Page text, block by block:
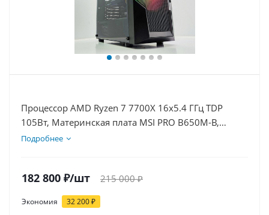
Процессор AMD Ryzen 7 7700X 16x5.4 ГГц TDP
105Вт, Материнская плата MSI PRO B650M-B,
Видеокарта RTX 5050 8Гб, Память DDR5 64Gb,
Подробнее
182 800 ₽/шт 215 000₽
Экономия 32 200₽